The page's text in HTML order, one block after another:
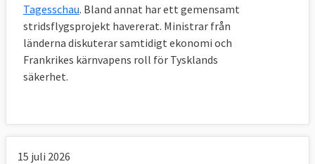
Tagesschau. Bland annat har ett gemensamt
stridsflygsprojekt havererat. Ministrar från
länderna diskuterar samtidigt ekonomi och
Frankrikes kärnvapens roll för Tysklands
säkerhet.
15 juli 2026